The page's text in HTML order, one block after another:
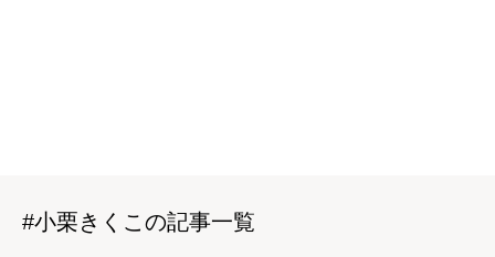
#小栗きくこの記事一覧